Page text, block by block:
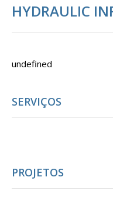
HYDRAULIC
undefined
SERVIÇOS
PROJETOS